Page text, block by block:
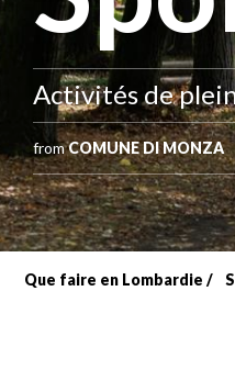
Activités de
fromCOMUNE DI MONZA
Fil
Que faire en Lombardie